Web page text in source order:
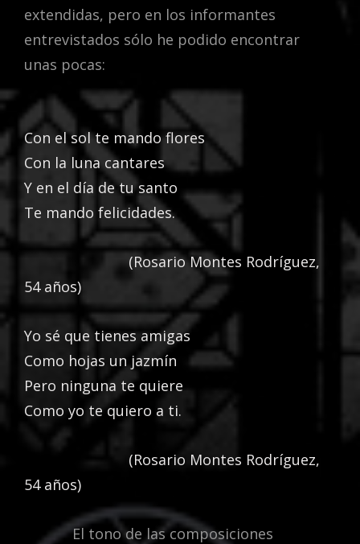
extendidas, pero en los informantes
entrevistados sólo he podido encontrar
unas pocas:
Con el sol te mando flores
Con la luna cantares
Y en el día de tu santo
Te mando felicidades.
(Rosario Montes Rodríguez,
54 años)
Yo sé que tienes amigas
Como hojas un jazmín
Pero ninguna te quiere
Como yo te quiero a ti.
(Rosario Montes Rodríguez,
54 años)
El tono de las composiciones